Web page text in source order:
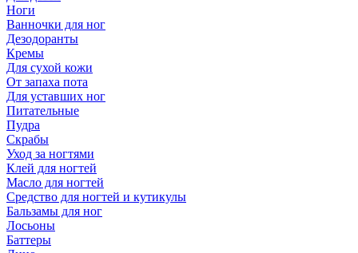
Ноги
Ванночки для ног
Дезодоранты
Кремы
Для сухой кожи
От запаха пота
Для уставших ног
Питательные
Пудра
Скрабы
Уход за ногтями
Клей для ногтей
Масло для ногтей
Средство для ногтей и кутикулы
Бальзамы для ног
Лосьоны
Баттеры